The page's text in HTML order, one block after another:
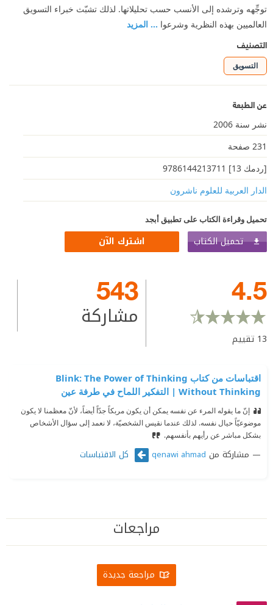
توجِّهه وترشده إلى الأنسب حسب تحليلاتها. لذلك تشبّث خبراء التسويق
العالميين بهذه النظرية وشرعوا ... المزيد
التصنيف
التسويق
عن الطبعة
نشر سنة 2006
231 صفحة
[ردمك 13] 9786144213711
الدار العربية للعلوم ناشرون
تحميل وقراءة الكتاب على تطبيق أبجد
تحميل الكتاب اشترك الآن
4.5
13 تقييم
543
مشاركة
اقتباسات من كتاب Blink: The Power of Thinking
Without Thinking | التفكير اللماح في طرفة عين
إنّ ما يقوله المرء عن نفسه يمكن أن يكون مربكاً جدّاً أيضاً، لأنّ معظمنا لا يكون
موضوعيّاً حيال نفسه. لذلك عندما نقيس الشخصيّة، لا نعمد إلى سؤال الأشخاص
بشكل مباشر عن رأيهم بأنفسهم.
مشاركة من qenawi ahmad كل الاقتباسات
مراجعات
مراجعة جديدة